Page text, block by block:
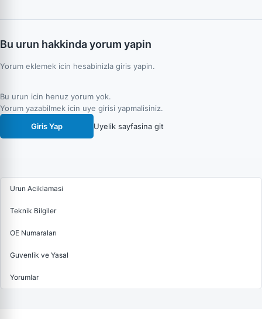
Bu urun hakkinda yorum yapin
Yorum eklemek icin hesabinizla giris yapin.
Bu urun icin henuz yorum yok.
Yorum yazabilmek icin uye girisi yapmalisiniz.
Giris Yap
Uyelik sayfasina git
Urun Aciklamasi
Teknik Bilgiler
OE Numaraları
Guvenlik ve Yasal
Yorumlar